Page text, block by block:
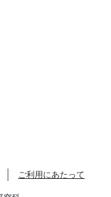
ご利用にあたって